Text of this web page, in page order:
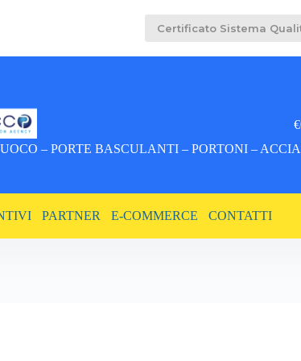
Certificato Sistema
– PORTE BASCULANTI – PORTONI –
€
PARTNER E-COMMERCE CONTATTI